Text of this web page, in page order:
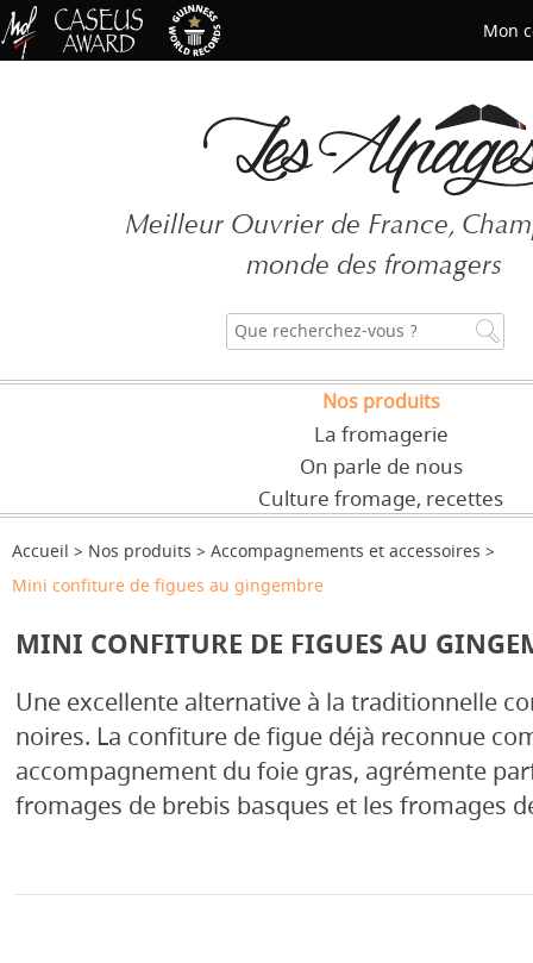
Meilleur Ouvrier de France,
monde des fromagers
Nos produits
La fromagerie
On parle de nous
Culture fromage, recettes
Accueil Nos produits
Accompagnements et accessoires
Mini confiture de figues au gingembre
MINI CONFITURE DE FIGUES AU
Une excellente alternative à la traditionnelle
noires. La confiture de figue déjà reconnue
accompagnement du foie gras, agrémente
fromages de brebis basques et les fromages
Mon
Mot de passe oublié ?
CRÉER UN